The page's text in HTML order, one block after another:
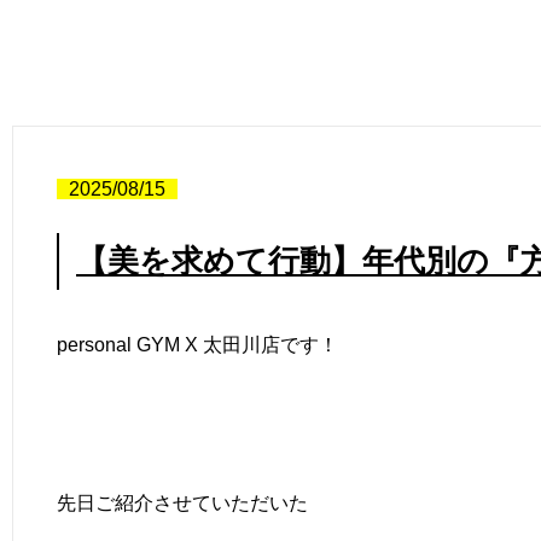
2025/08/15
【美を求めて行動】年代別の『
personal GYM X 太田川店です！
先日ご紹介させていただいた